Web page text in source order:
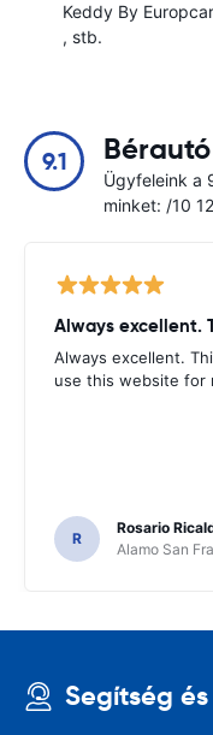
Keddy By Europcar
, stb.
9.1
Ügyfeleink a
minket: /10
Always excellent.
Always excellent.
use this website for
R
Rosario
Alamo San
Segítség